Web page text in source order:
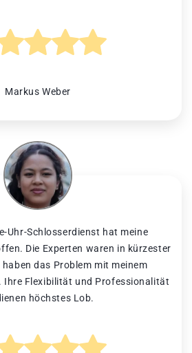
Markus Weber
Uhr-Schlosserdienst hat meine
Die Experten waren in kürzester
das Problem mit meinem
Ihre Flexibilität und Professionalität
höchstes Lob.